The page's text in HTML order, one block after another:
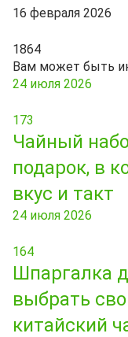
16 февраля 2026
1864
Вам может быть
24 июля 2026
173
Чайный
подарок, в
вкус и такт
24 июля 2026
164
Шпаргалка
выбрать
китайский